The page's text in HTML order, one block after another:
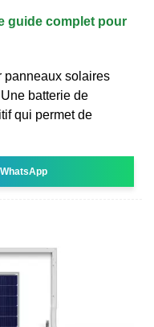
guide complet pour
panneaux solaires
batterie de
qui permet de
WhatsApp